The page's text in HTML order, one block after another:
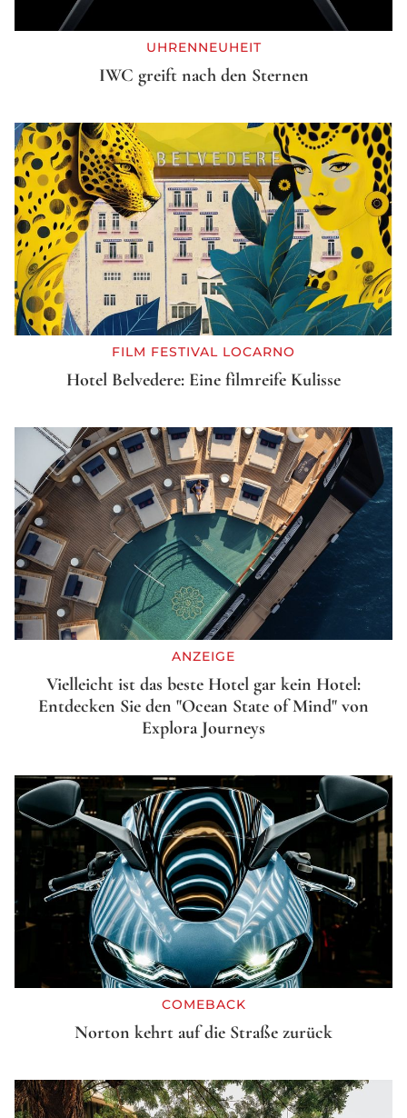
UHRENNEUHEIT
IWC greift nach den Sternen
FILM FESTIVAL LOCARNO
Hotel Belvedere: Eine filmreife Kulisse
ANZEIGE
Vielleicht ist das beste Hotel gar kein Hotel:
Entdecken Sie den "Ocean State of Mind" von
Explora Journeys
COMEBACK
Norton kehrt auf die Straße zurück